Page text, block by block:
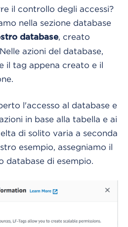
il controllo degli accessi?
nella sezione database
database, creato
azioni del database,
il tag appena creato e il
l'accesso al database e
in base alla tabella e ai
di solito varia a seconda
esempio, assegniamo il
database di esempio.